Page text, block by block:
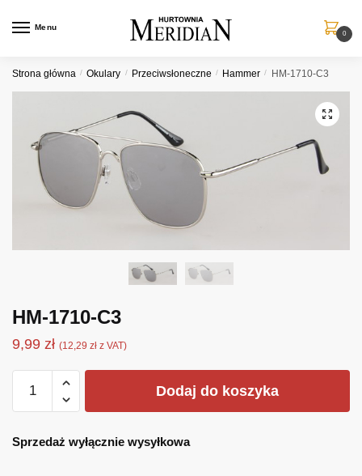
Menu
0
Strona główna / Okulary / Przeciwsłoneczne / Hammer / HM-1710-C3
HM-1710-C3
9,99 zł (12,29 zł z VAT)
HM-
C3
Dodaj do koszyka
Sprzedaż wyłącznie wysyłkowa